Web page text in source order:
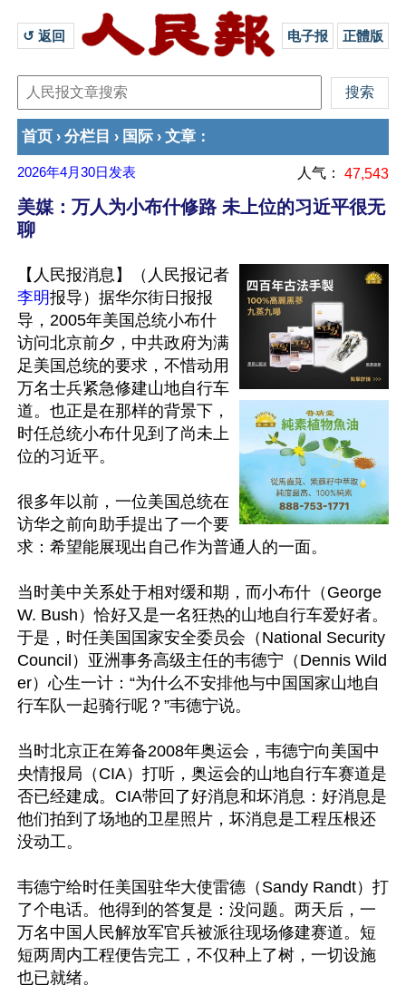
↺ 返回 电子报 正體版
首页 › 分栏目 › 国际 › 文章 ：
2026年4月30日 发表 人气： 47,543
美媒：万人为小布什修路 未上位的习近平很无
聊
【人民报消息】（人民报记者
李明报导）据华尔街日报报
导，2005年美国总统小布什
访问北京前夕，中共政府为满
足美国总统的要求，不惜动用
万名士兵紧急修建山地自行车
道。也正是在那样的背景下，
时任总统小布什见到了尚未上
位的习近平。
很多年以前，一位美国总统在
访华之前向助手提出了一个要
求：希望能展现出自己作为普通人的一面。
当时美中关系处于相对缓和期，而小布什（George
W. Bush）恰好又是一名狂热的山地自行车爱好者。
于是，时任美国国家安全委员会（National Security
Council）亚洲事务高级主任的韦德宁（Dennis Wild
er）心生一计：“为什么不安排他与中国国家山地自
行车队一起骑行呢？”韦德宁说。
当时北京正在筹备2008年奥运会，韦德宁向美国中
央情报局（CIA）打听，奥运会的山地自行车赛道是
否已经建成。CIA带回了好消息和坏消息：好消息是
他们拍到了场地的卫星照片，坏消息是工程压根还
没动工。
韦德宁给时任美国驻华大使雷德（Sandy Randt）打
了个电话。他得到的答复是：没问题。两天后，一
万名中国人民解放军官兵被派往现场修建赛道。短
短两周内工程便告完工，不仅种上了树，一切设施
也已就绪。